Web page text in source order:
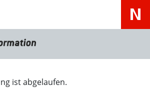
ist abgelaufen.